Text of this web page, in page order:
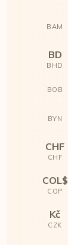
BAM
BD
BHD
BOB
BYN
CHF
CHF
COL$
COP
Kč
CZK